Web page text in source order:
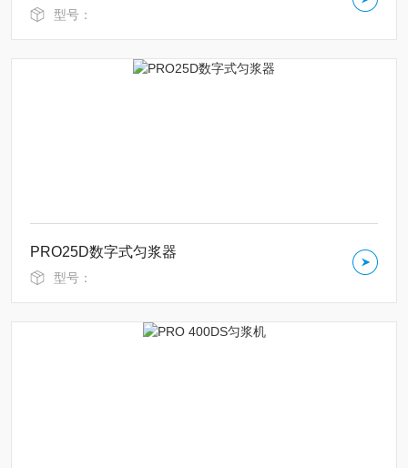
型号：
PRO25D数字式匀浆器
型号：